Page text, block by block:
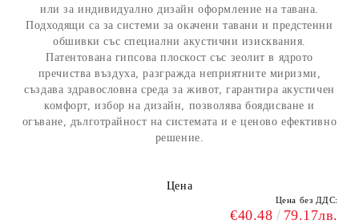
или за индивидуално дизайн оформление на тавана.
Подходящи са за системи за окачени тавани и предстенни
обшивки със специални акустични изисквания.
Патентована гипсова плоскост със зеолит в ядрото
пречиства въздуха, разгражда неприятните миризми,
създава здравословна среда за живот, гарантира акустичен
комфорт, избор на дизайн, позволява боядисване и
огъване, дълготрайност на системата и е ценово ефективно
решение.
Цена
Цена без ДДС:
€40.48 79.17лв.